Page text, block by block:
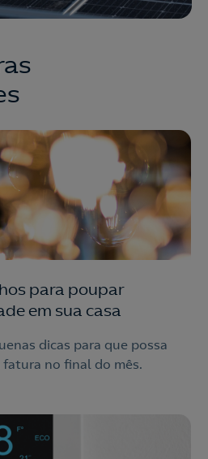
para poupar
em sua casa
dicas para que possa
fatura no final do mês.